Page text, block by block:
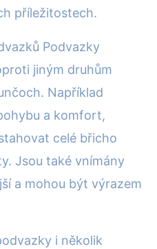
příležitostech.
Podvazky
jiným druhům
Například
a komfort,
celé břicho
Jsou také vnímány
a mohou být výrazem
i několik